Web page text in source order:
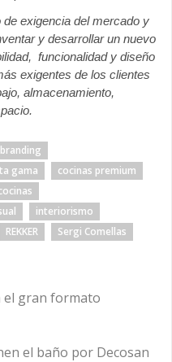
exigencia del mercado y
y desarrollar un nuevo
funcionalidad y diseño
exigentes de los clientes
almacenamiento,
branding
gama
cocinas premium
interiorismo
REKKER Sergi Comellas
el gran formato
el baño por Decosan